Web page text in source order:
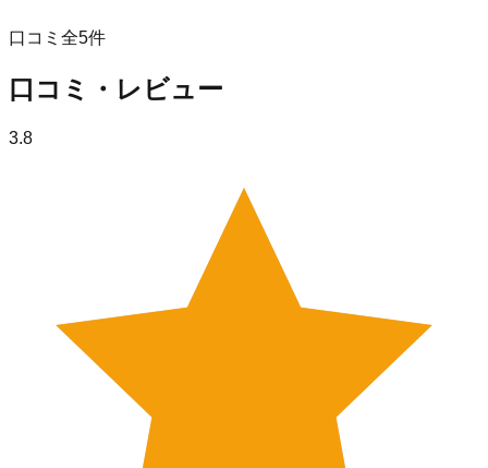
口コミ全5件
口コミ・レビュー
3.8